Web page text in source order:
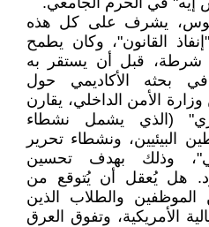
يشرف على كل هذه
القانون"، وكان يطمح
قبل أن يستقر به
بحثه الأكاديمي حول
الأمن الداخلي، يقارن
(الذي يشمل نشطاء
البيئيين، ونشطاء تحرير
وذلك بهدف تحسين
هل يُعقل أن يُتوقع من
والطلاب الذين
الأمريكية، وتفوق العرق